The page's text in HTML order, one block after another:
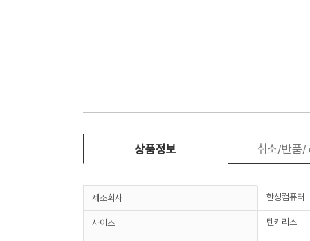
상품정보 취소/반품/
제조회사 한성컴퓨터
사이즈 텐키리스